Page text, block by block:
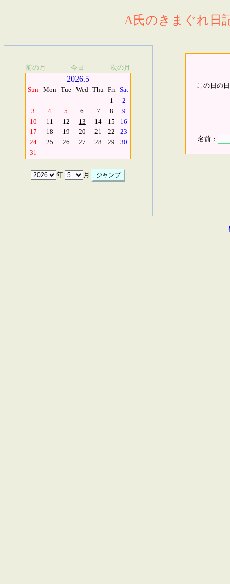
A氏のきまぐれ日
前の月 今日 次の月
2026.5
Sun Mon Tue Wed Thu Fri Sat
1
2
3
4 5 6 7 8
9
10
11 12 13 14 15
16
17
18 19 20 21 22
23
24
25 26 27 28 29
30
31
年 月
この日の
名前：